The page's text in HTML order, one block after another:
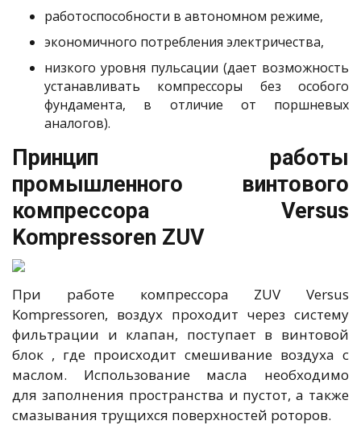
работоспособности в автономном режиме,
экономичного потребления электричества,
низкого уровня пульсации (дает возможность
устанавливать компрессоры без особого
фундамента, в отличие от поршневых
аналогов).
Принцип работы
промышленного винтового
компрессора Versus
Kompressoren ZUV
При работе компрессора ZUV Versus
Kompressoren, воздух проходит через систему
фильтрации и клапан, поступает в винтовой
блок , где происходит смешивание воздуха с
маслом. Использование масла необходимо
для заполнения пространства и пустот, а также
смазывания трущихся поверхностей роторов.